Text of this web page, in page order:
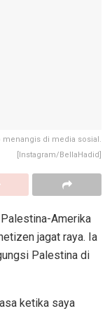
di media sosial.
[Instagram/BellaHadid]
Amerika
jagat raya. Ia
Palestina di
ketika saya